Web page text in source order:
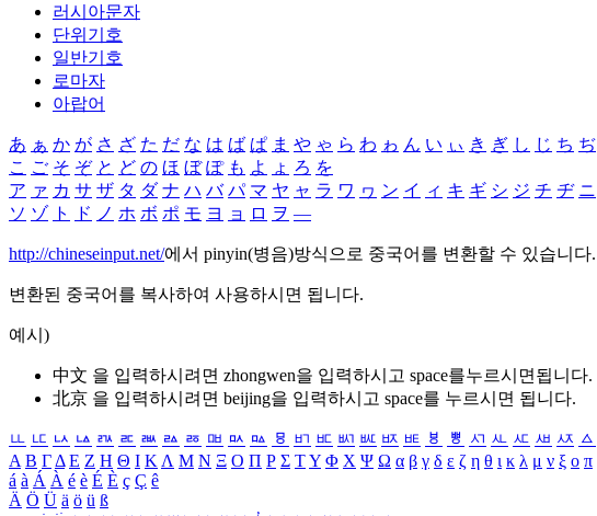
러시아문자
단위기호
일반기호
로마자
아랍어
あ ぁ か が さ ざ た だ な は ば ぱ ま や ゃ ら わ ゎ ん い ぃ き ぎ し じ ち ぢ
こ ご そ ぞ と ど の ほ ぼ ぽ も よ ょ ろ を
ア ァ カ サ ザ タ ダ ナ ハ バ パ マ ヤ ャ ラ ワ ヮ ン イ ィ キ ギ シ ジ チ ヂ ニ
ソ ゾ ト ド ノ ホ ボ ポ モ ヨ ョ ロ ヲ ―
http://chineseinput.net/에서 pinyin(병음)방식으로 중국어를 변환할 수 있습니다.
변환된 중국어를 복사하여 사용하시면 됩니다.
예시)
中文 을 입력하시려면 zhongwen을 입력하시고 space를누르시면됩니다.
北京 을 입력하시려면 beijing을 입력하시고 space를 누르시면 됩니다.
ㅥ ㅦ ㅧ ㅨ ㅩ ㅪ ㅫ ㅬ ㅭ ㅮ ㅯ ㅰ ㅱ ㅲ ㅳ ㅴ ㅵ ㅶ ㅷ ㅸ ㅹ ㅺ ㅻ ㅼ ㅽ ㅾ ㅿ
Α Β ΓΔ Ε Ζ Η Θ Ι ΚΛ Μ Ν Ξ Ο Π Ρ Σ ΤΥ Φ Χ Ψ Ω α β γ δ ε ζ η θ ι κ λ μ ν ξ ο π
á à Á À é è É È ç Ç ê
Ä Ö Ü ä ö ü ß